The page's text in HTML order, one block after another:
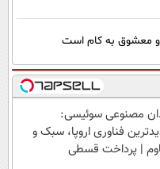
و معشوق به کام است
مصنوعی سوئیسی:
فناوری اروپا، سبک و
| پرداخت قسطی